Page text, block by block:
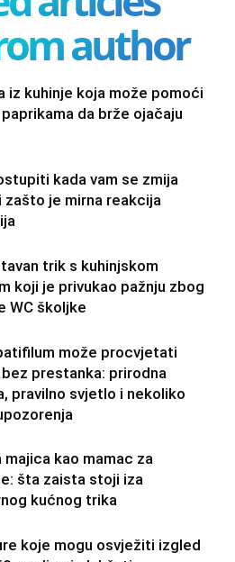
author
iz kuhinje koja može pomoći
da brže ojačaju
kada vam se zmija
zašto je mirna reakcija
trik s kuhinjskom
koji je privukao pažnju zbog
WC školjke
može procvjetati
prestanka: prirodna
pravilno svjetlo i nekoliko
majica kao mamac za
šta zaista stoji iza
kućnog trika
koje mogu osvježiti izgled